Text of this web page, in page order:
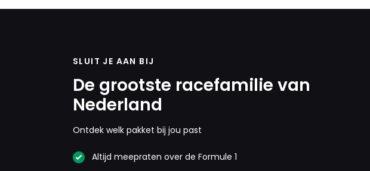
SLUIT JE AAN BIJ
De grootste racefamilie van
Nederland
Ontdek welk pakket bij jou past
Altijd meepraten over de Formule 1